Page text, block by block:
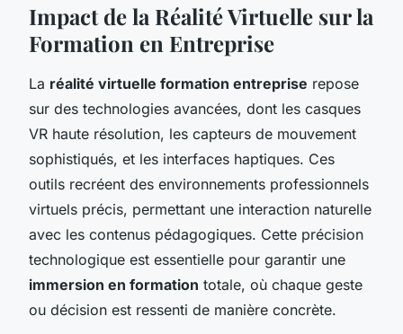
Impact de la Réalité Virtuelle sur la
Formation en Entreprise
La réalité virtuelle formation entreprise repose
sur des technologies avancées, dont les casques
VR haute résolution, les capteurs de mouvement
sophistiqués, et les interfaces haptiques. Ces
outils recréent des environnements professionnels
virtuels précis, permettant une interaction naturelle
avec les contenus pédagogiques. Cette précision
technologique est essentielle pour garantir une
immersion en formation totale, où chaque geste
ou décision est ressenti de manière concrète.